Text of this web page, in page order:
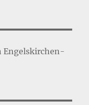
Engelskirchen-